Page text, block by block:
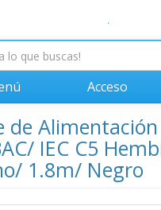
.
Acceso
de
IEC C5
1.8m/ Negro